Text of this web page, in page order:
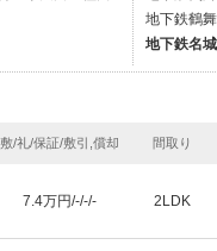
地下鉄鶴
地下鉄名
敷/礼/保証/敷引,償却 間取り
7.4万円/-/-/- 2LDK